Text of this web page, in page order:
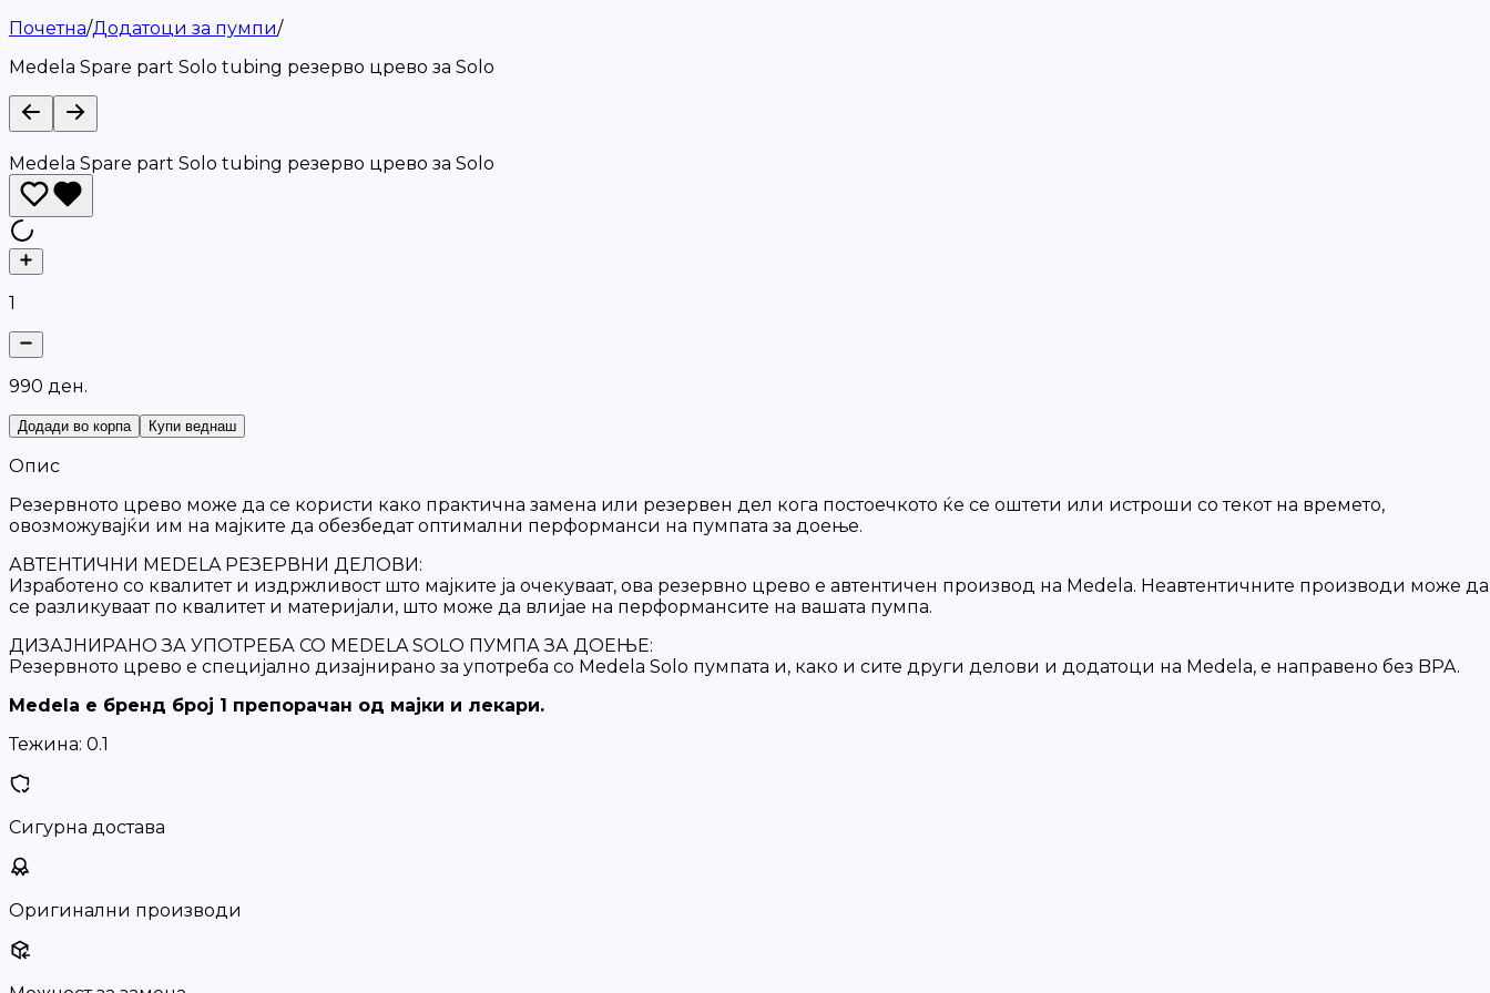
Почетна/Додатоци за пумпи/
Medela Spare part Solo tubing резерво црево за Solo
Medela Spare part Solo tubing резерво црево за Solo
1
990 ден.
Додади во корпа Купи веднаш
Опис
Резервното црево може да се користи како практична замена или резервен дел кога постоечкото ќе се оштети или истроши со текот на времето,
овозможувајќи им на мајките да обезбедат оптимални перформанси на пумпата за доење.
АВТЕНТИЧНИ MEDELA РЕЗЕРВНИ ДЕЛОВИ:
Изработено со квалитет и издржливост што мајките ја очекуваат, ова резервно црево е автентичен производ на Medela. Неавтентичните производи може да
се разликуваат по квалитет и материјали, што може да влијае на перформансите на вашата пумпа.
ДИЗАЈНИРАНО ЗА УПОТРЕБА СО MEDELA SOLO ПУМПА ЗА ДОЕЊЕ:
Резервното црево е специјално дизајнирано за употреба со Medela Solo пумпата и, како и сите други делови и додатоци на Medela, е направено без BPA.
Medela е бренд број 1 препорачан од мајки и лекари.
Тежина: 0.1
Сигурна достава
Оригинални производи